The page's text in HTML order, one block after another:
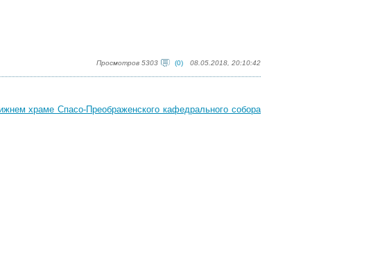
Просмотров 5303 (0) 08.05.2018, 20:10:42
храме Спасо-Преображенского кафедрального собора